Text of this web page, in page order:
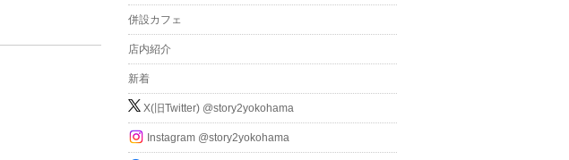
併設カフェ
店内紹介
新着
X(旧Twitter) @story2yokohama
Instagram @story2yokohama